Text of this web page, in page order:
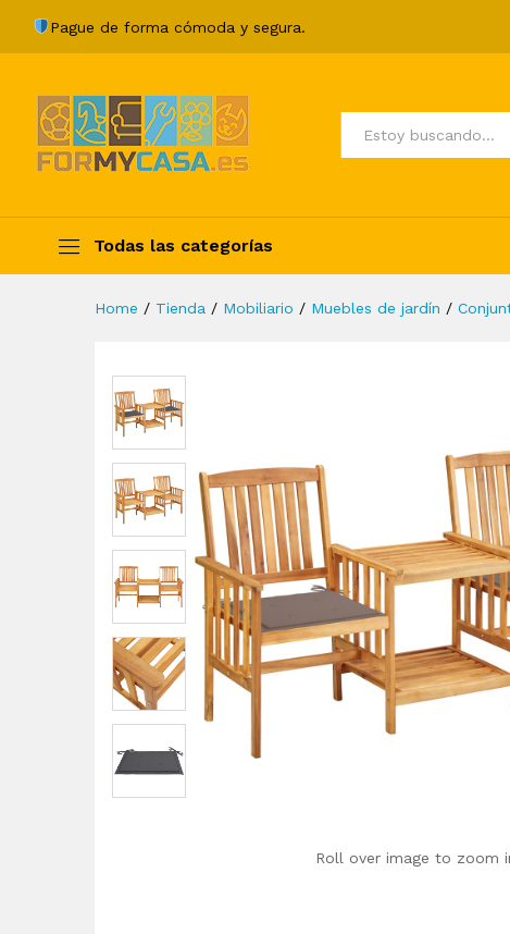
Pague de forma cómoda y segura.
Todos
Todas las categorías
Producto para mascotas
y animales
Home / Tienda / Mobiliario / Muebles de jardín /
Roll over image to zoom
Description Specification